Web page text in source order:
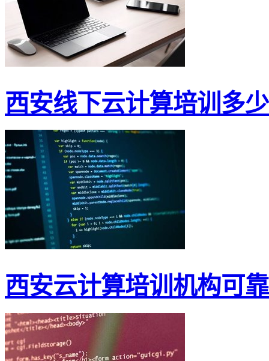
西安线下云计算培训多
西安云计算培训机构可